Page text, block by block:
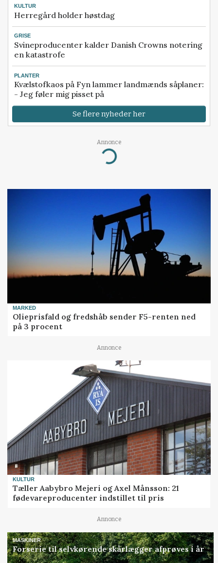
KULTUR
Herregård holder høstdag
GRISE
Svineproducenter kalder Danish Crowns notering
en katastrofe
PLANTER
Kvælstofkaos på Fyn lammer landmænds såplaner:
- Jeg føler mig pisset på
Se flere nyheder her
Annonce
Loading...
MARKED
Olieprisfald og fredshåb sender F5-renten ned
på 3 procent
Annonce
KULTUR
Tæller Aabybro Mejeri og Axel Månsson: 21
fødevareproducenter indstillet til pris
Annonce
MASKINER
Forserie til selvkørende skårlægger afprøves i år